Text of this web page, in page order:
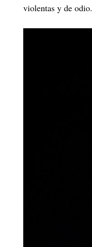
violentas y de odio.